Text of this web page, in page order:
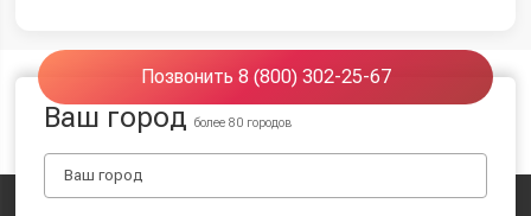
Позвонить 8 (800) 302-25-67
Ваш городболее 80 городов